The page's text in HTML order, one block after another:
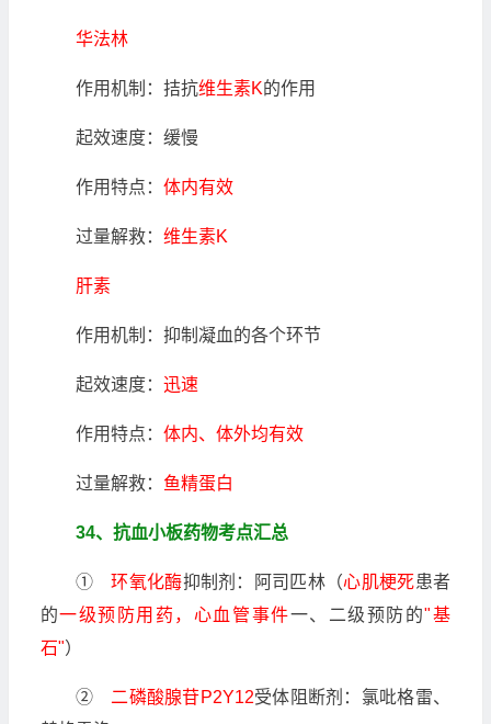
华法林
作用机制：拮抗维生素K的作用
起效速度：缓慢
作用特点： 体内有效
过量解救： 维生素K
肝素
作用机制：抑制凝血的各个环节
起效速度： 迅速
作用特点： 体内、体外均有效
过量解救： 鱼精蛋白
34、抗血小板药物考点汇总
①环氧化酶抑制剂：阿司匹林（心肌梗死患者
的一级预防用药，心血管事件一、二级预防的"基
石"）
② 二磷酸腺苷P2Y12受体阻断剂：氯吡格雷、